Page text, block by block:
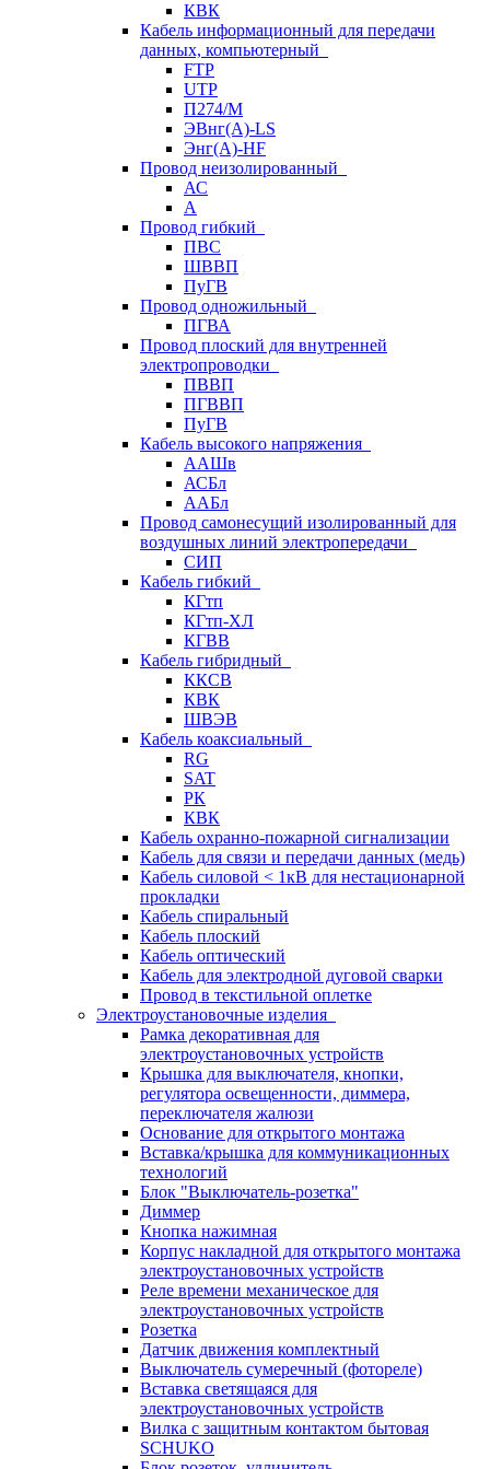
КВК
Кабель информационный для передачи
данных, компьютерный
FTP
UTP
П274/М
ЭВнг(А)-LS
Энг(А)-HF
Провод неизолированный
АС
А
Провод гибкий
ПВС
ШВВП
ПуГВ
Провод одножильный
ПГВА
Провод плоский для внутренней
электропроводки
ПВВП
ПГВВП
ПуГВ
Кабель высокого напряжения
ААШв
АСБл
ААБл
Провод самонесущий изолированный для
воздушных линий электропередачи
СИП
Кабель гибкий
КГтп
КГтп-ХЛ
КГВВ
Кабель гибридный
ККСВ
КВК
ШВЭВ
Кабель коаксиальный
RG
SAT
РК
КВК
Кабель охранно-пожарной сигнализации
Кабель для связи и передачи данных (медь)
Кабель силовой < 1кВ для нестационарной
прокладки
Кабель спиральный
Кабель плоский
Кабель оптический
Кабель для электродной дуговой сварки
Провод в текстильной оплетке
Электроустановочные изделия
Рамка декоративная для
электроустановочных устройств
Крышка для выключателя, кнопки,
регулятора освещенности, диммера,
переключателя жалюзи
Основание для открытого монтажа
Вставка/крышка для коммуникационных
технологий
Блок "Выключатель-розетка"
Диммер
Кнопка нажимная
Корпус накладной для открытого монтажа
электроустановочных устройств
Реле времени механическое для
электроустановочных устройств
Розетка
Датчик движения комплектный
Выключатель сумеречный (фотореле)
Вставка светящаяся для
электроустановочных устройств
Вилка с защитным контактом бытовая
SCHUKO